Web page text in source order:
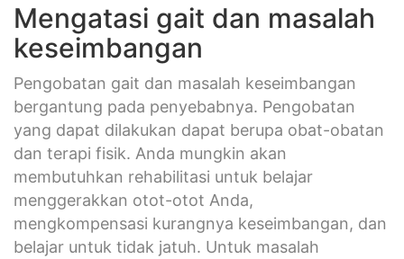
Mengatasi gait dan masalah
keseimbangan
Pengobatan gait dan masalah keseimbangan
bergantung pada penyebabnya. Pengobatan
yang dapat dilakukan dapat berupa obat-obatan
dan terapi fisik. Anda mungkin akan
membutuhkan rehabilitasi untuk belajar
menggerakkan otot-otot Anda,
mengkompensasi kurangnya keseimbangan, dan
belajar untuk tidak jatuh. Untuk masalah